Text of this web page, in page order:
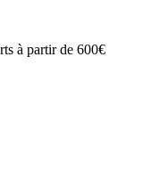
à partir de 600€